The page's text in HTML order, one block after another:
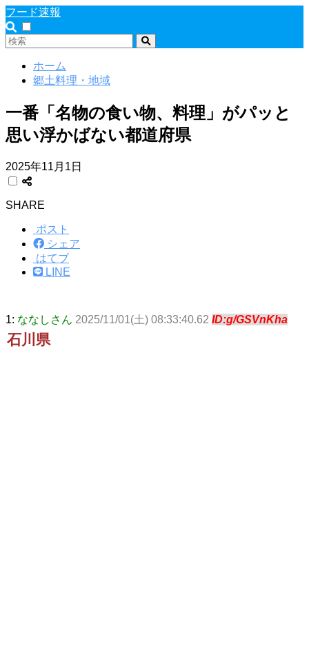
フード速報
ホーム
郷土料理・地域
一番「名物の食い物、料理」がパッと
思い浮かばない都道府県
2025年11月1日
SHARE
ポスト
シェア
はてブ
LINE
1: ななしさん 2025/11/01(土) 08:33:40.62 ID:g/GSVnKha
石川県